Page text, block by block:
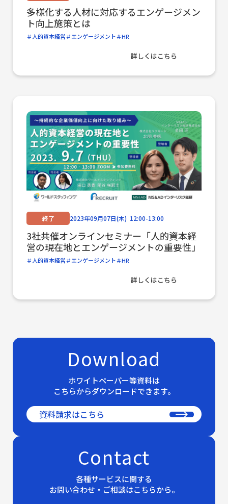
多様化する人材に対応するエンゲージメン
ト向上施策とは
人的資本経営 エンゲージメント HR
詳しくはこちら
終了 2023年09月07日(木) 12:00-13:00
3社共催オンラインセミナー「人的資本経
営の現在地とエンゲージメントの重要性」
人的資本経営 エンゲージメント HR
詳しくはこちら
Download
ホワイトペーパー等資料は
こちらからダウンロードできます。
資料請求はこちら
Contact
各種サービスに関する
お問い合わせ・ご相談はこちらから。